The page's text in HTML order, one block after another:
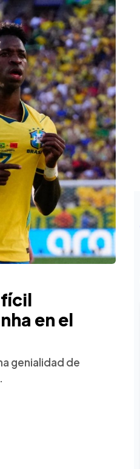
en el
genialidad de